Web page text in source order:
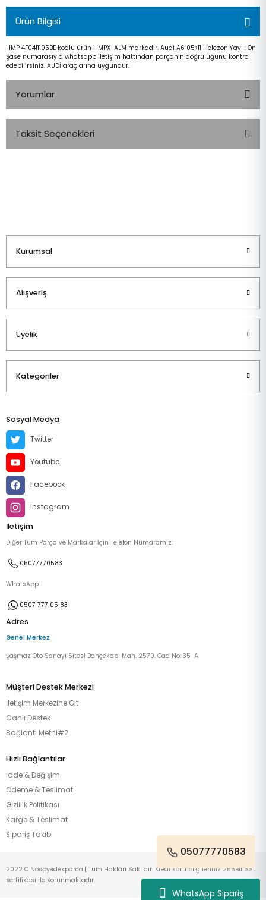
WhatsApp Sipariş
Ürün Bilgisi
HMP 4F0411105BE kodlu ürün HMPX-ALM markadır. Audi A6 05>11 Helezon Yayı : Ön
Şase numarasıyla whatsapp iletişim hattından parçanın doğruluğunu kontrol
edebilirsiniz. AUDİ araçlarına uygundur.
Yorumlar
Taksit Seçenekleri
Kurumsal
Alışveriş
Üyelik
Kategoriler
Sosyal Medya
Twitter
Youtube
Facebook
Instagram
İletişim
Diğer Tüm Parça ve Markalar İçin Telefon Numaramız:
05077770583
WhatsApp
0507 777 05 83
Adres
Genel Merkez
Şaşmaz Oto Sanayi Sitesi Bahçekapı Mah. 2570. Cad No: 35-A
Müşteri Destek Merkezi
İletişim Merkezine Git
Canlı Destek
Bağlantı Metni#2
Hızlı Bağlantılar
İade & Değişim
Ödeme & Teslimat
Gizlilik Politikası
Kargo & Teslimat
Sipariş Takibi
05077770583
2022 © Nospyedekparca | Tüm Hakları Saklıdır. Kredi kartı bilgileriniz 256Bit SSL
sertifikası ile korunmaktadır.